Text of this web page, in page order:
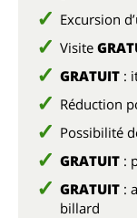
Excursion
Visite
GRATUIT :
Réduction
Possibilité
GRATUIT :
GRATUIT :
billard